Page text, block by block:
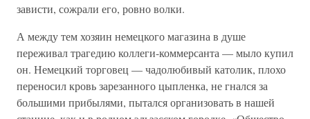
зависти, сожрали его, ровно волки.
А между тем хозяин немецкого магазина в душе
переживал трагедию коллеги-коммерсанта — мыло купил
он. Немецкий торговец — чадолюбивый католик, плохо
переносил кровь зарезанного цыпленка, не гнался за
большими прибылями, пытался организовать в нашей